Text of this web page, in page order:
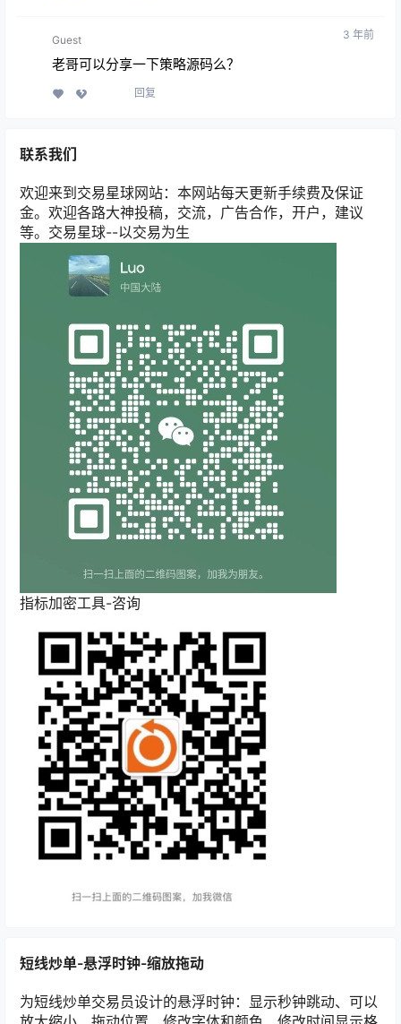
Guest 3 年前
老哥可以分享一下策略源码么？
回复
联系我们
欢迎来到交易星球网站：本网站每天更新手续费及保证
金。欢迎各路大神投稿，交流，广告合作，开户，建议
等。交易星球--以交易为生
指标加密工具-咨询
短线炒单-悬浮时钟-缩放拖动
为短线炒单交易员设计的悬浮时钟：显示秒钟跳动、可以